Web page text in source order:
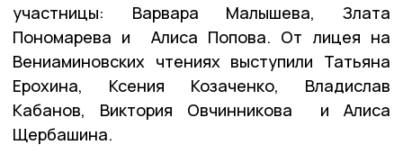
участницы: Варвара Малышева, Злата
Пономарева и Алиса Попова. От лицея на
Вениаминовских чтениях выступили Татьяна
Ерохина, Ксения Козаченко, Владислав
Кабанов, Виктория Овчинникова и Алиса
Щербашина.